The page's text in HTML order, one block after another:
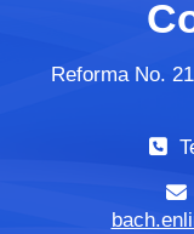
Reforma No.